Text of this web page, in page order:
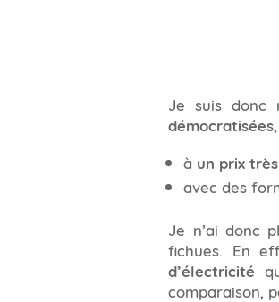
Je suis donc
démocratisées
à un prix
avec des
Je n’ai donc
fichues. En
d’électricité
comparaison,